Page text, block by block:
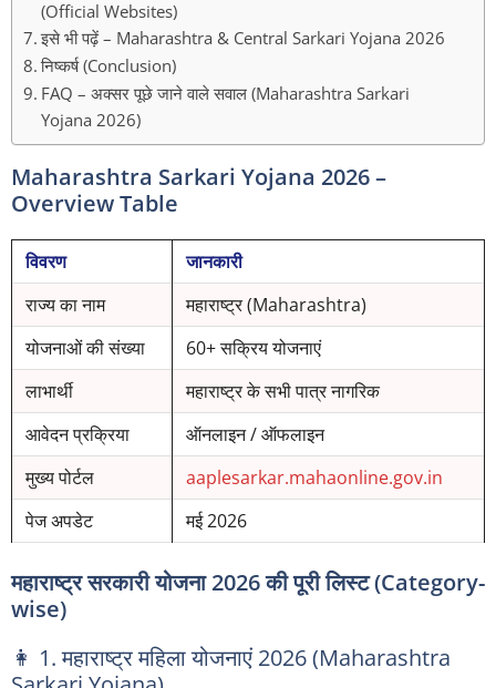
(Official Websites)
इसे भी पढ़ें – Maharashtra & Central Sarkari Yojana 2026
निष्कर्ष (Conclusion)
FAQ – अक्सर पूछे जाने वाले सवाल (Maharashtra Sarkari
Yojana 2026)
Maharashtra Sarkari Yojana 2026 –
Overview Table
विवरण
जानकारी
राज्य का नाम
महाराष्ट्र (Maharashtra)
योजनाओं की संख्या
60+ सक्रिय योजनाएं
लाभार्थी
महाराष्ट्र के सभी पात्र नागरिक
आवेदन प्रक्रिया
ऑनलाइन / ऑफलाइन
मुख्य पोर्टल
aaplesarkar.mahaonline.gov.in
पेज अपडेट
मई 2026
महाराष्ट्र सरकारी योजना 2026 की पूरी लिस्ट (Category-
wise)
👩 1. महाराष्ट्र महिला योजनाएं 2026 (Maharashtra